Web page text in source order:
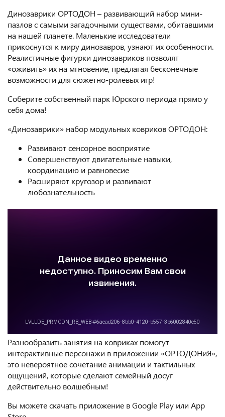
Динозаврики ОРТОДОН – развивающий набор мини-
пазлов с самыми загадочными существами, обитавшими
на нашей планете. Маленькие исследователи
прикоснутся к миру динозавров, узнают их особенности.
Реалистичные фигурки динозавриков позволят
«оживить» их на мгновение, предлагая бесконечные
возможности для сюжетно-ролевых игр!
Соберите собственный парк Юрского периода прямо у
себя дома!
«Динозаврики» набор модульных ковриков ОРТОДОН:
Развивают сенсорное восприятие
Совершенствуют двигательные навыки,
координацию и равновесие
Расширяют кругозор и развивают
любознательность
Разнообразить занятия на ковриках помогут
интерактивные персонажи в приложении «ОРТОДОНиЯ»,
это невероятное сочетание анимации и тактильных
ощущений, которые сделают семейный досуг
действительно волшебным!
Вы можете скачать приложение в Google Play или App